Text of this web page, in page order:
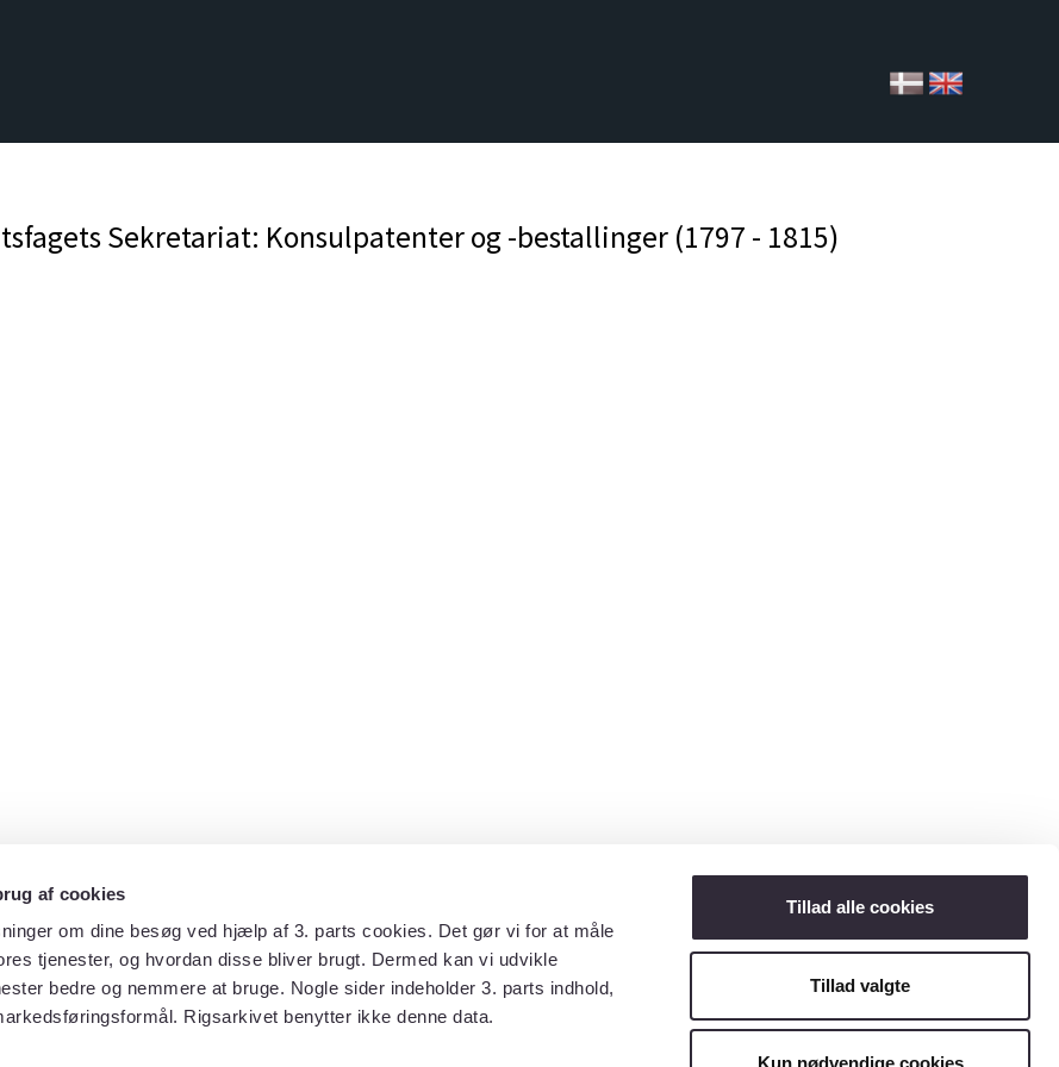
af cookies
om dine besøg ved hjælp af 3. parts cookies. Det gør vi for at måle
tjenester, og hvordan disse bliver brugt. Dermed kan vi udvikle
bedre og nemmere at bruge. Nogle sider indeholder 3. parts indhold,
Rigsarkivet benytter ikke denne data.
Tillad alle cookies
Tillad valgte
Kun nødvendige cookies
Sekretariat: Konsulpatenter og -bestallinger (1797 - 1815)